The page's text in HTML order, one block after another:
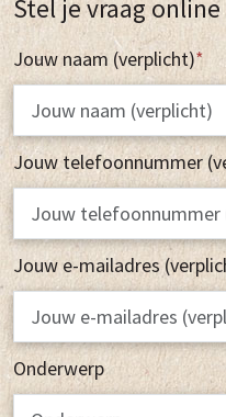
Stel je vraag online
Jouw naam (verplicht)*
Jouw telefoonnummer
Jouw e-mailadres
Onderwerp